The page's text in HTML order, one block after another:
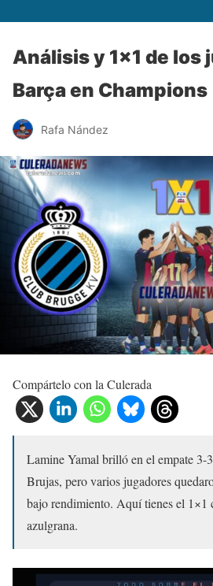
Análisis y 1×1 de los
Barça en Champions
Rafa Nández
Compártelo con la Culerada
Lamine Yamal brilló en el empate 3-
Brujas, pero varios jugadores
bajo rendimiento. Aquí tienes el 1×1
azulgrana.